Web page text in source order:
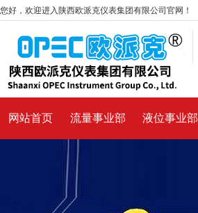
您好，欢迎进入陕西欧派克仪表集团有限公司官网！
网站首页 流量事业部 液位事业部